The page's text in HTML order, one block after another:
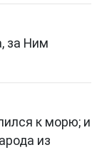
за Ним
к морю; и
из